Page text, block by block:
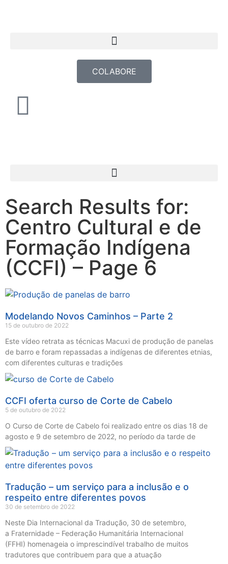
COLABORE
Search Results for:
Centro Cultural e de
Formação Indígena
(CCFI) – Page 6
Modelando Novos Caminhos – Parte 2
15 de outubro de 2022
Este vídeo retrata as técnicas Macuxi de produção de panelas
de barro e foram repassadas a indígenas de diferentes etnias,
com diferentes culturas e tradições
CCFI oferta curso de Corte de Cabelo
5 de outubro de 2022
O Curso de Corte de Cabelo foi realizado entre os dias 18 de
agosto e 9 de setembro de 2022, no período da tarde de
Tradução – um serviço para a inclusão e o
respeito entre diferentes povos
30 de setembro de 2022
Neste Dia Internacional da Tradução, 30 de setembro,
a Fraternidade – Federação Humanitária Internacional
(FFHI) homenageia o imprescindível trabalho de muitos
tradutores que contribuem para que a atuação